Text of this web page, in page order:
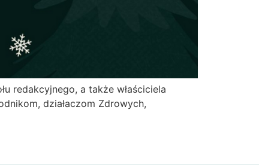
redakcyjnego, a także właściciela
działaczom Zdrowych,